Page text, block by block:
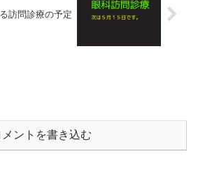
訪問診療の予定
メントを書き込む